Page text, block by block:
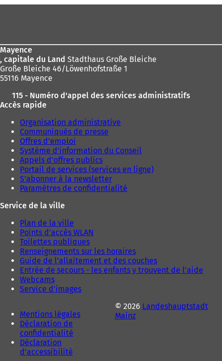
Mayence
, capitale du Land Stadthaus Große Bleiche
Große Bleiche 46/Löwenhofstraße 1
55116 Mayence
115 - Numéro d'appel des services administratifs
Accès rapide
Organisation administrative
Communiqués de presse
Offres d'emploi
Système d'information du Conseil
Appels d'offres publics
Portail de services (services en ligne)
S'abonner à la newsletter
Paramètres de confidentialité
Service de la ville
Plan de la ville
Points d'accès WLAN
Toilettes publiques
Renseignements sur les horaires
Guide de l'allaitement et des couches
Entrée de secours - les enfants y trouvent de l'aide
Webcams
Service d'images
Mentions légales
Déclaration de
confidentialité
Déclaration
d'accessibilité
© 2026 Landeshauptstadt
Mainz